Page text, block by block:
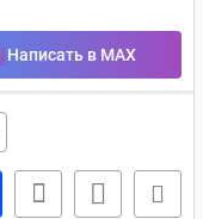
Написать в MAX